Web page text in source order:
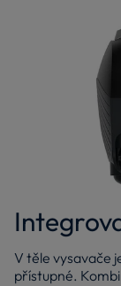
V těle vysavače
přístupné.